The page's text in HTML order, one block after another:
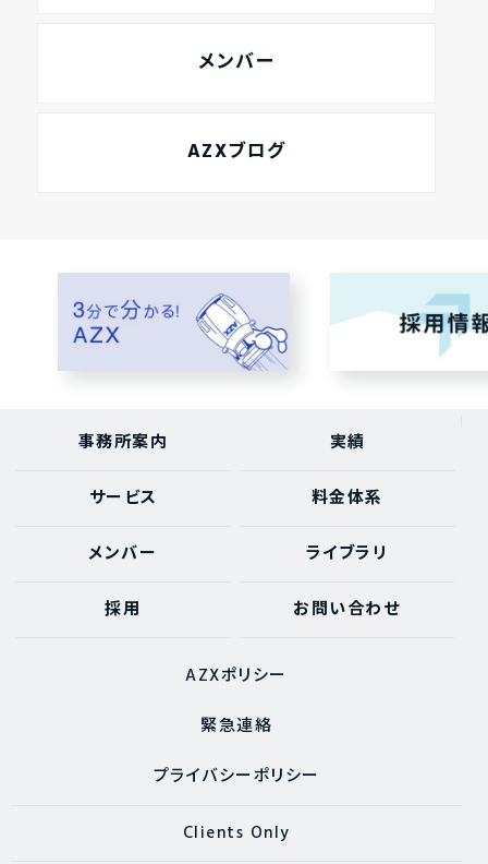
メンバー
AZXブログ
事務所案内 実績
サービス 料金体系
メンバー ライブラリ
採用 お問い合わせ
AZXポリシー
緊急連絡
プライバシーポリシー
Clients Only